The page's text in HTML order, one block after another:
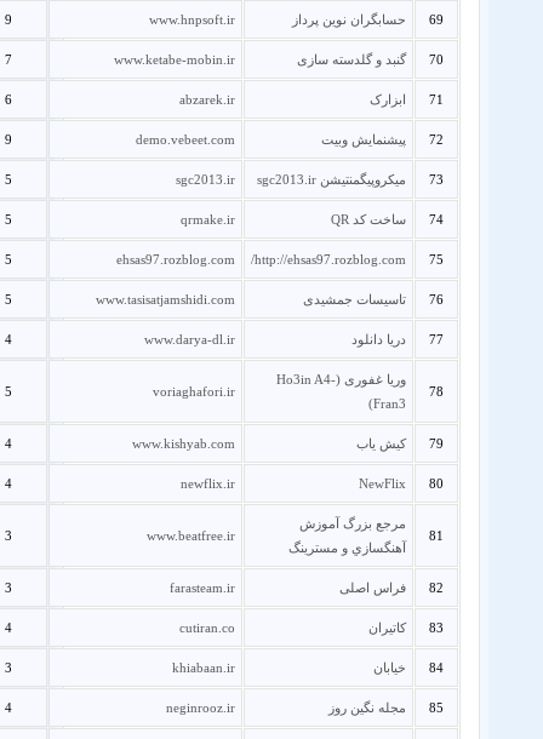
69 حسابگران نوین پرداز www.hnpsoft.ir
9
70 گنبد و گلدسته سازی www.ketabe-mobin.ir
7
71 ابزارک abzarek.ir
6
72 پیشنمایش وبیت demo.vebeet.com
9
73 میکروپیگمنتیشن sgc2013.ir sgc2013.ir
5
74 ساخت کد QR qrmake.ir
5
75
http://ehsas97.rozblog.com/
ehsas97.rozblog.com
5
76 تاسیسات جمشیدی www.tasisatjamshidi.com
5
77 دریا دانلود www.darya-dl.ir
4
78
وریا غفوری (Ho3in A4-
Fran3)
voriaghafori.ir
5
79 کیش یاب www.kishyab.com
4
80
NewFlix
newflix.ir
4
81
مرجع بزرگ آموزش
آهنگسازي و مسترينگ
www.beatfree.ir
3
82 فراس اصلی farasteam.ir
3
83 کاتیران cutiran.co
4
84 خیابان khiabaan.ir
3
85 مجله نگین روز neginrooz.ir
4